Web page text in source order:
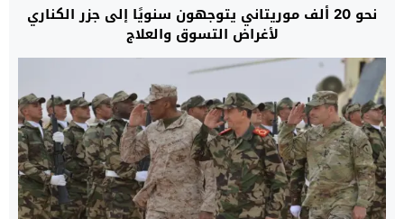
نحو 20 ألف موريتاني يتوجهون سنويًا إلى جزر الكناري
لأغراض التسوق والعلاج